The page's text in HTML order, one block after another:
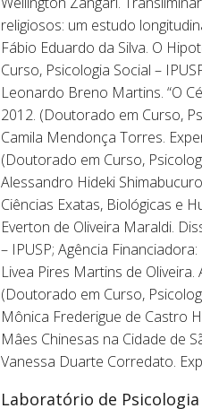
religiosos: um estudo
Fábio Eduardo da Silva. O
Curso, Psicologia Social –
Leonardo Breno Martins. “O
2012. (Doutorado em Curso,
Camila Mendonça Torres.
(Doutorado em Curso,
Alessandro Hideki
Ciências Exatas, Biológicas e
Everton de Oliveira Maraldi.
– IPUSP; Agência Financiadora:
Livea Pires Martins de
(Doutorado em Curso,
Mônica Frederigue de Castro
Mâes Chinesas na Cidade de
Vanessa Duarte Corredato.
Laboratório de